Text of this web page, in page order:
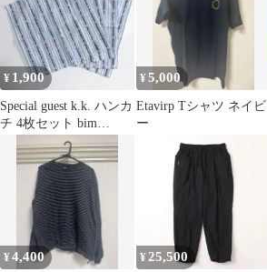
¥ 1,900
Special guest k.k. ハンカ
チ 4枚セット bim
¥5,000
Etavirp Tシャツ ネイビ
ー
¥4,400 ¥ 25,500